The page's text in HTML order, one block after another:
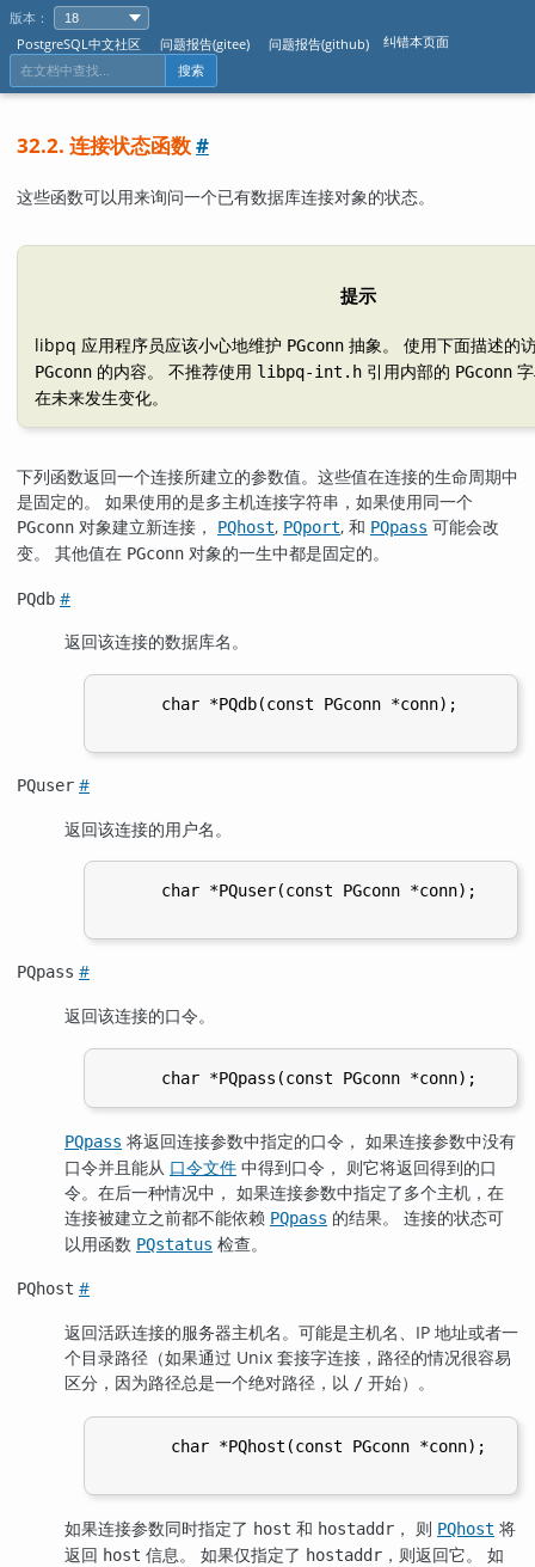
版本：
PostgreSQL中文社区
问题报告(gitee) 问题报告(github) 纠错本页面
搜索
32.2. 连接状态函数#
这些函数可以用来询问一个已有数据库连接对象的状态。
提示
libpq 应用程序员应该小心地维护 PGconn 抽象。 使用下面描述的
PGconn 的内容。 不推荐使用 libpq-int.h 引用内部的 PGconn
在未来发生变化。
下列函数返回一个连接所建立的参数值。这些值在连接的生命周期中
是固定的。 如果使用的是多主机连接字符串，如果使用同一个
PGconn 对象建立新连接， PQhost, PQport, 和 PQpass 可能会改
变。 其他值在 PGconn 对象的一生中都是固定的。
PQdb #
返回该连接的数据库名。
      char *PQdb(const PGconn *conn);
PQuser #
返回该连接的用户名。
      char *PQuser(const PGconn *conn);
PQpass #
返回该连接的口令。
PQpass 将返回连接参数中指定的口令， 如果连接参数中没有
口令并且能从 口令文件 中得到口令， 则它将返回得到的口
令。在后一种情况中， 如果连接参数中指定了多个主机，在
连接被建立之前都不能依赖 PQpass 的结果。 连接的状态可
以用函数 PQstatus 检查。
PQhost #
返回活跃连接的服务器主机名。可能是主机名、IP 地址或者一
个目录路径（如果通过 Unix 套接字连接，路径的情况很容易
区分，因为路径总是一个绝对路径，以 / 开始）。
       char *PQhost(const PGconn *conn);
如果连接参数同时指定了 host 和 hostaddr ， 则 PQhost 将
返回 host 信息。 如果仅指定了 hostaddr ，则返回它。 如